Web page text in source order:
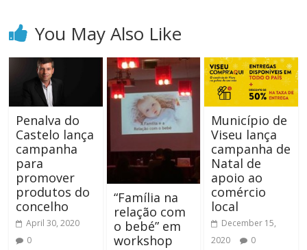
You May Also Like
Penalva do
Castelo lança
campanha
para
promover
produtos do
concelho
April 30, 2020
0
“Família na
relação com
o bebé” em
workshop
Município de
Viseu lança
campanha de
Natal de
apoio ao
comércio
local
December 15,
2020
0